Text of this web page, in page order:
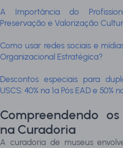
A Importância do
Preservação e Valorização
Como usar redes sociais e
Organizacional Estratégica?
Descontos especiais para
USCS: 40% na 1ª Pós EAD e 50%
Compreendendo
na Curadoria
A curadoria de museus